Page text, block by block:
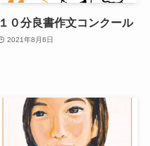
１０分良書作文コンクール
2021年8月6日